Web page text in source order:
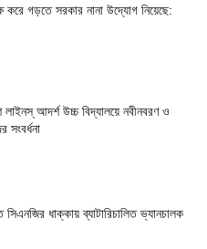
করে গড়তে সরকার নানা উদ্যোগ নিয়েছে:
লাইনস্ আদর্শ উচ্চ বিদ্যালয়ে নবীনবরণ ও
সংবর্ধনা
সিএনজির ধাক্কায় ব্যাটারিচালিত ভ্যানচালক